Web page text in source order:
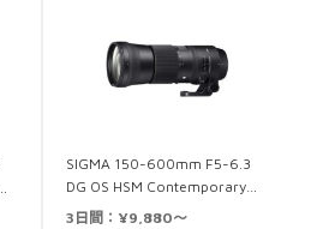
SIGMA 150-600mm F5-6.3
DG OS HSM Contemporary…
3日間：¥9,880～